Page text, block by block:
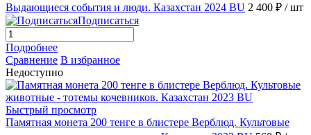
Выдающиеся события и люди. Казахстан 2024 BU 2 400 ₽ / шт
Подписаться
Подробнее
Сравнение В избранное
Недоступно
Быстрый просмотр
Памятная монета 200 тенге в блистере Верблюд. Культовые